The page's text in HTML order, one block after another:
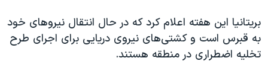
بریتانیا این هفته اعلام کرد که در حال انتقال نیروهای خود
به قبرس است و کشتی‌های نیروی دریایی برای اجرای طرح
تخلیه اضطراری در منطقه هستند.